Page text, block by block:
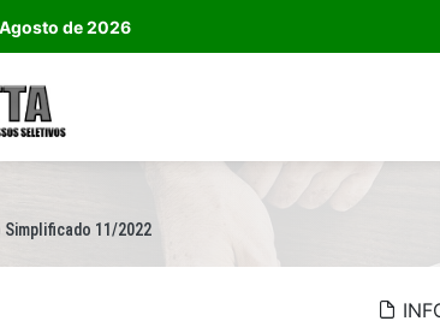
de 2026
11/2022